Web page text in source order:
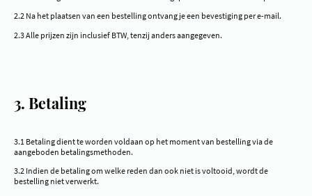
2.2 Na het plaatsen van een bestelling ontvang je een bevestiging per e-mail.
2.3 Alle prijzen zijn inclusief BTW, tenzij anders aangegeven.
3. Betaling
3.1 Betaling dient te worden voldaan op het moment van bestelling via de
aangeboden betalingsmethoden.
3.2 Indien de betaling om welke reden dan ook niet is voltooid, wordt de
bestelling niet verwerkt.